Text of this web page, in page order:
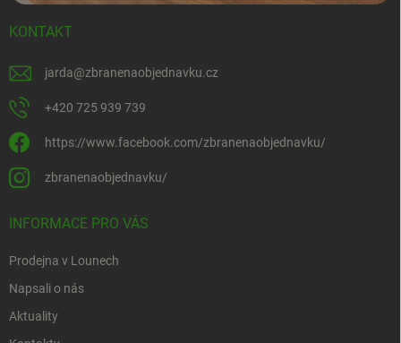
KONTAKT
jarda@zbranenaobjednavku.cz
+420 725 939 739
https://www.facebook.com/zbranenaobjednavku/
zbranenaobjednavku/
INFORMACE PRO VÁS
Prodejna v Lounech
Napsali o nás
Aktuality